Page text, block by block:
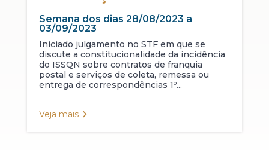
Semana dos dias 28/08/2023 a
03/09/2023
Iniciado julgamento no STF em que se
discute a constitucionalidade da incidência
do ISSQN sobre contratos de franquia
postal e serviços de coleta, remessa ou
entrega de correspondências 1º...
Veja mais